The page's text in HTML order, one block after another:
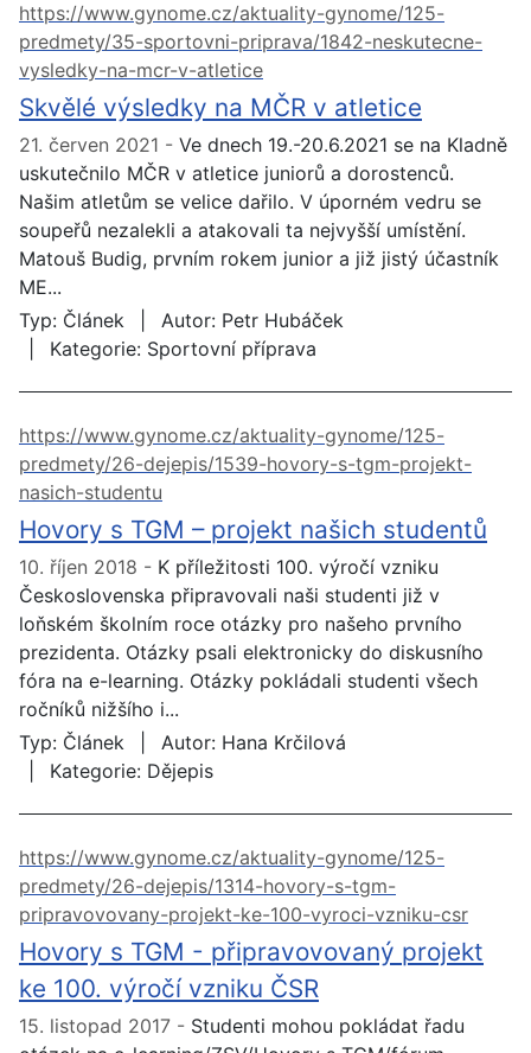
Skvělé výsledky na MČR v atletice
https://www.gynome.cz/aktuality-gynome/125-
predmety/35-sportovni-priprava/1842-neskutecne-
vysledky-na-mcr-v-atletice
21. červen 2021
Ve dnech 19.-20.6.2021 se na Kladně
uskutečnilo MČR v atletice juniorů a dorostenců.
Našim atletům se velice dařilo. V úporném vedru se
soupeřů nezalekli a atakovali ta nejvyšší umístění.
Matouš Budig, prvním rokem junior a již jistý účastník
ME...
Typ: Článek Autor: Petr Hubáček
Kategorie: Sportovní příprava
Hovory s TGM – projekt našich studentů
https://www.gynome.cz/aktuality-gynome/125-
predmety/26-dejepis/1539-hovory-s-tgm-projekt-
nasich-studentu
10. říjen 2018
K příležitosti 100. výročí vzniku
Československa připravovali naši studenti již v
loňském školním roce otázky pro našeho prvního
prezidenta. Otázky psali elektronicky do diskusního
fóra na e-learning. Otázky pokládali studenti všech
ročníků nižšího i...
Typ: Článek Autor: Hana Krčilová
Kategorie: Dějepis
Hovory s TGM - připravovovaný projekt
ke 100. výročí vzniku ČSR
https://www.gynome.cz/aktuality-gynome/125-
predmety/26-dejepis/1314-hovory-s-tgm-
pripravovovany-projekt-ke-100-vyroci-vzniku-csr
15. listopad 2017
Studenti mohou pokládat řadu